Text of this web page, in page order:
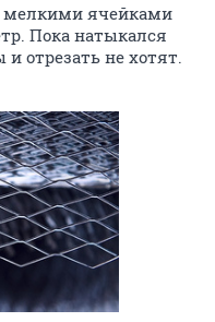
мелкими ячейками
Пока натыкался
отрезать не хотят.